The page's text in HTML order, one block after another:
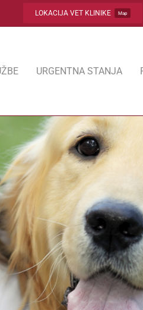
LOKACIJA VET KLINIKE Map
URGENTNA STANJA